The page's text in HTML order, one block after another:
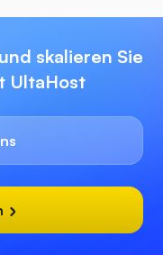
skalieren Sie
UltaHost